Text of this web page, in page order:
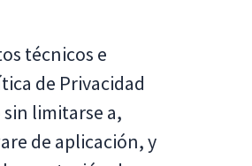
técnicos e
de Privacidad
limitarse a,
de aplicación, y